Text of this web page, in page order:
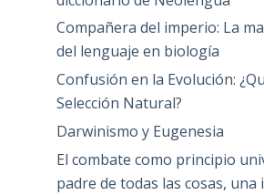
Compañera del imperio: La
del lenguaje en biología
Confusión en la Evolución:
Selección Natural?
Darwinismo y Eugenesia
El combate como principio
padre de todas las cosas, una